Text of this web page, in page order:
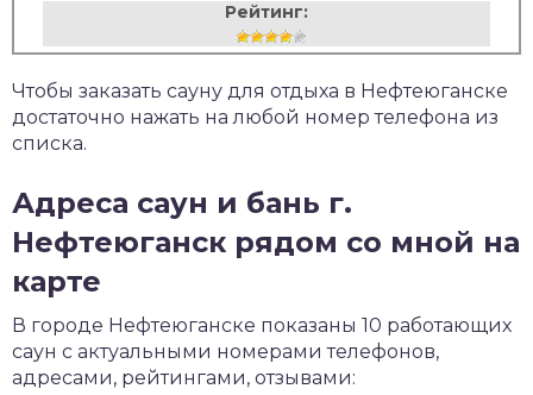
Рейтинг:
Чтобы заказать сауну для отдыха в Нефтеюганске
достаточно нажать на любой номер телефона из
списка.
Адреса саун и бань г.
Нефтеюганск рядом со мной на
карте
В городе Нефтеюганске показаны 10 работающих
саун с актуальными номерами телефонов,
адресами, рейтингами, отзывами: